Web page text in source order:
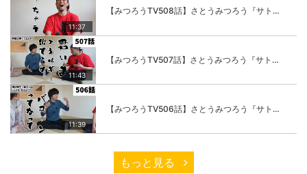
11:37
【みつろうTV508話】さとうみつろう『サトレル男塾』編④「“毎日”が変わります。楽しく」
11:43
【みつろうTV507話】さとうみつろう『サトレル男塾』編③「快楽は“自分のカラダの内側”にしかない」
11:39
【みつろうTV506話】さとうみつろう『サトレル男塾』編②「不思議な棒をお尻に…」
もっと見る